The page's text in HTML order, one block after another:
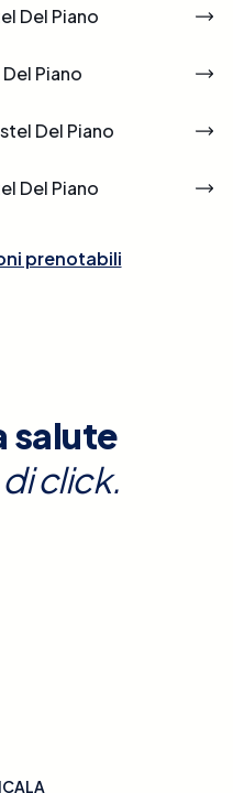
Del Piano
Piano
Del Piano
Del Piano
prenotabili
salute
click.